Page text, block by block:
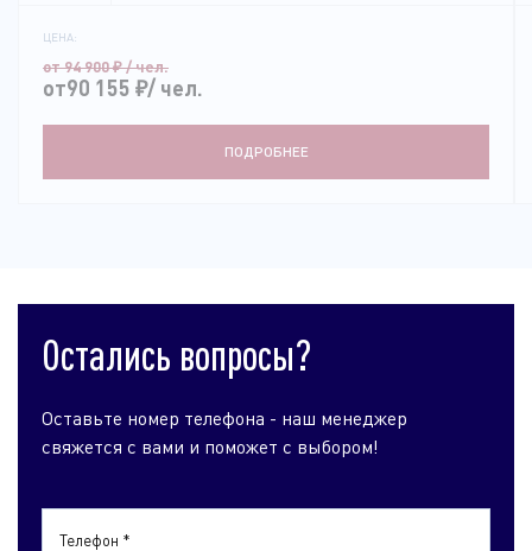
ЦЕНА:
от 94 900₽/ чел.
от90 155 ₽/ чел.
ПОДРОБНЕЕ
Остались вопросы?
Оставьте номер телефона - наш менеджер
свяжется с вами и поможет с выбором!
Телефон *